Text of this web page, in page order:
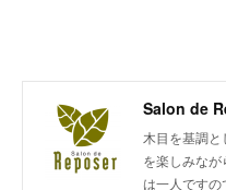
Salon de
木目を基調
を楽しみな
は一人です